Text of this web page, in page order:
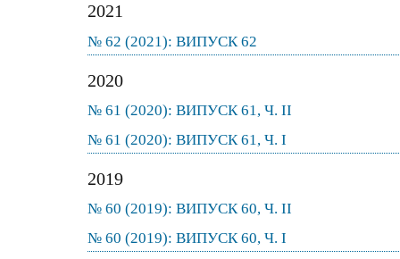
2021
№ 62 (2021): ВИПУСК 62
2020
№ 61 (2020): ВИПУСК 61, Ч. II
№ 61 (2020): ВИПУСК 61, Ч. I
2019
№ 60 (2019): ВИПУСК 60, Ч. II
№ 60 (2019): ВИПУСК 60, Ч. I